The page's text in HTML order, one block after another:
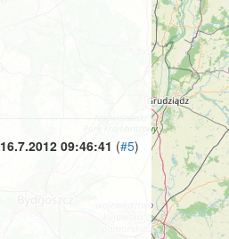
16.7.2012 09:46:41 (#5)